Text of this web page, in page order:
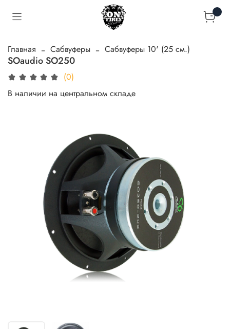
Главная Сабвуферы Сабвуферы 10' (25 см.)
SOaudio SO250
(0)
В наличии на центральном складе